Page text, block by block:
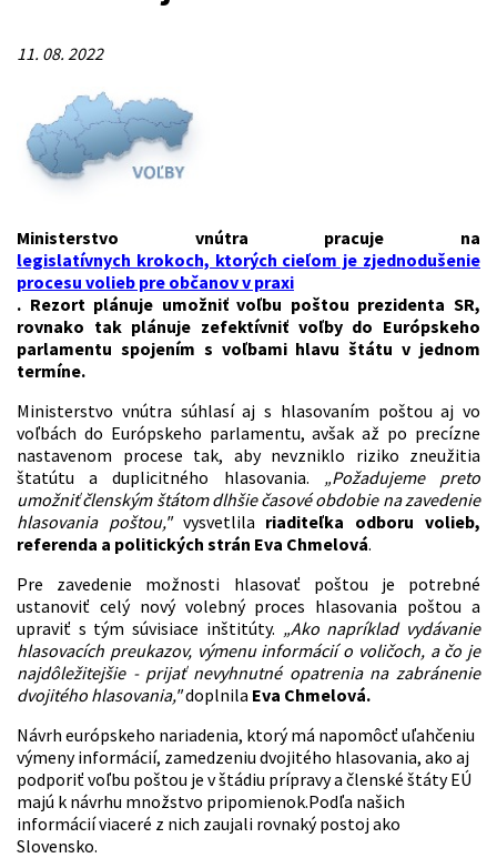
11. 08. 2022
Ministerstvo vnútra pracuje na
legislatívnych krokoch, ktorých cieľom je zjednodušenie
procesu volieb pre občanov v praxi
. Rezort plánuje umožniť voľbu poštou prezidenta SR,
rovnako tak plánuje zefektívniť voľby do Európskeho
parlamentu spojením s voľbami hlavu štátu v jednom
termíne.
Ministerstvo vnútra súhlasí aj s hlasovaním poštou aj vo
voľbách do Európskeho parlamentu, avšak až po precízne
nastavenom procese tak, aby nevzniklo riziko zneužitia
štatútu a duplicitného hlasovania. „Požadujeme preto
umožniť členským štátom dlhšie časové obdobie na zavedenie
hlasovania poštou," vysvetlila riaditeľka odboru volieb,
referenda a politických strán Eva Chmelová.
Pre zavedenie možnosti hlasovať poštou je potrebné
ustanoviť celý nový volebný proces hlasovania poštou a
upraviť s tým súvisiace inštitúty. „Ako napríklad vydávanie
hlasovacích preukazov, výmenu informácií o voličoch, a čo je
najdôležitejšie - prijať nevyhnutné opatrenia na zabránenie
dvojitého hlasovania,"doplnila Eva Chmelová.
Návrh európskeho nariadenia, ktorý má napomôcť uľahčeniu
výmeny informácií, zamedzeniu dvojitého hlasovania, ako aj
podporiť voľbu poštou je v štádiu prípravy a členské štáty EÚ
majú k návrhu množstvo pripomienok.Podľa našich
informácií viaceré z nich zaujali rovnaký postoj ako
Slovensko.